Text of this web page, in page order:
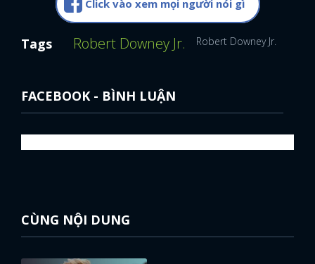
Click vào xem mọi người nói gì
Tags Robert Downey Jr. Robert Downey Jr.
FACEBOOK - BÌNH LUẬN
CÙNG NỘI DUNG